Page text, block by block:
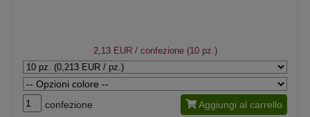
2,13 EUR/ confezione (10 pz.)
confezione Aggiungi al carrello